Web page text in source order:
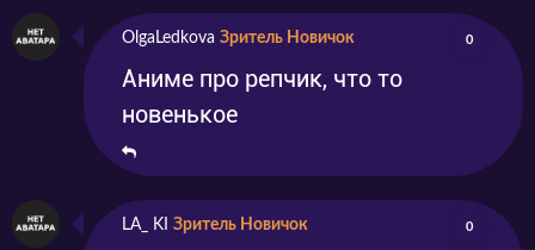
OlgaLedkova Зритель Новичок 0
Аниме про репчик, что то
новенькое
LA_ KI Зритель Новичок 0